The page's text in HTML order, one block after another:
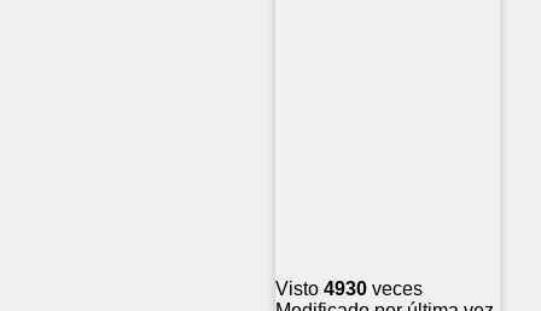
Visto 4930 veces